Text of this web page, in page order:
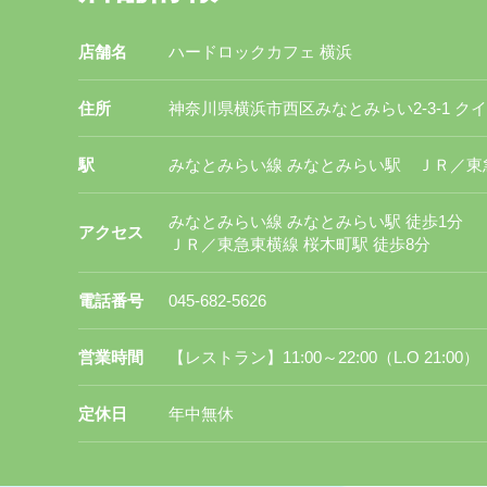
店舗名 ハードロックカフェ 横浜
住所 神奈川県横浜市西区みなとみらい2-3-1
駅 みなとみらい線 みなとみらい駅 ＪＲ／東
アクセス
みなとみらい線 みなとみらい駅 徒歩1分
ＪＲ／東急東横線 桜木町駅 徒歩8分
電話番号 045-682-5626
営業時間 【レストラン】11:00～22:00（L.O 21:00）
定休日 年中無休